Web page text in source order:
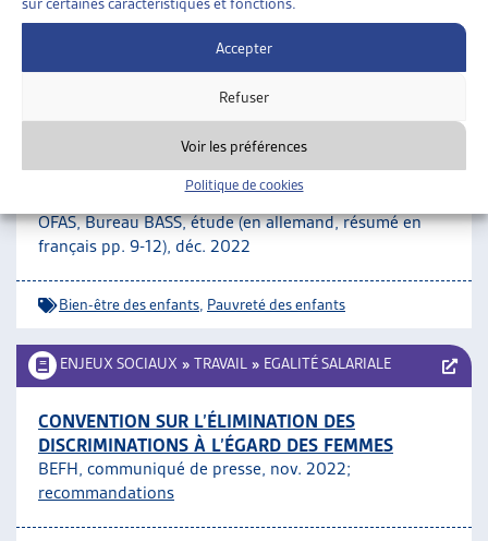
Accepter
Refuser
Voir les préférences
Politique de cookies
Qualité de vie et pauvreté
» »
STRATÉGIES ET MESURES CANTONALES DE LUTTE
CONTRE LA PAUVRETÉ DES ENFANTS
OFAS, Bureau BASS, étude (en allemand, résumé en
français pp. 9-12), déc. 2022
Bien-être des enfants Pauvreté des enfants
ENJEUX SOCIAUX » TRAVAIL » EGALITÉ SALARIALE
CONVENTION SUR L’ÉLIMINATION DES
DISCRIMINATIONS À L’ÉGARD DES FEMMES
BEFH, communiqué de presse, nov. 2022;
recommandations